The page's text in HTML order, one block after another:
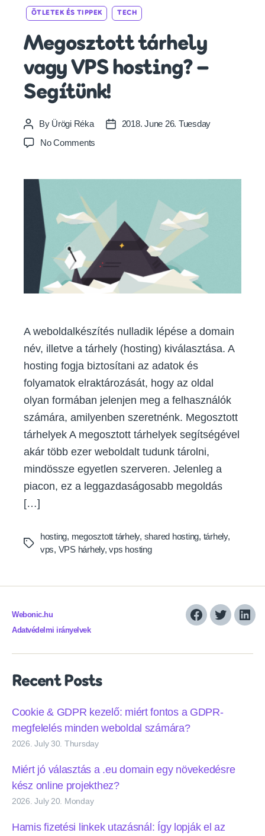
Categories
ÖTLETEK ÉS TIPPEK TECH
Megosztott tárhely
vagy VPS hosting? –
Segítünk!
Post
author
By Ürögi Réka
Post2018. June 26. Tuesday
No Comments
vagy
hosting?
–
Segítünk!
A weboldalkészítés nulladik lépése a domain
név, illetve a tárhely (hosting) kiválasztása. A
hosting fogja biztosítani az adatok és
folyamatok elraktározását, hogy az oldal
olyan formában jelenjen meg a felhasználók
számára, amilyenben szeretnénk. Megosztott
tárhelyek A megosztott tárhelyek segítségével
akár több ezer weboldalt tudunk tárolni,
mindössze egyetlen szerveren. Jelenleg a
piacon, ez a leggazdaságosabb megoldás
[…]
Tags
hosting, megosztott tárhely, shared hosting, tárhely,
vps, VPS hárhely,vps hosting
Webonic.hu
Adatvédelmi irányelvek
Facebook
Twitter
Recent Posts
Cookie & GDPR kezelő: miért fontos a GDPR-
megfelelés minden weboldal számára?
2026. July 30. Thursday
Miért jó választás a .eu domain egy növekedésre
kész online projekthez?
2026. July 20. Monday
Hamis fizetési linkek utazásnál: Így lopják el az